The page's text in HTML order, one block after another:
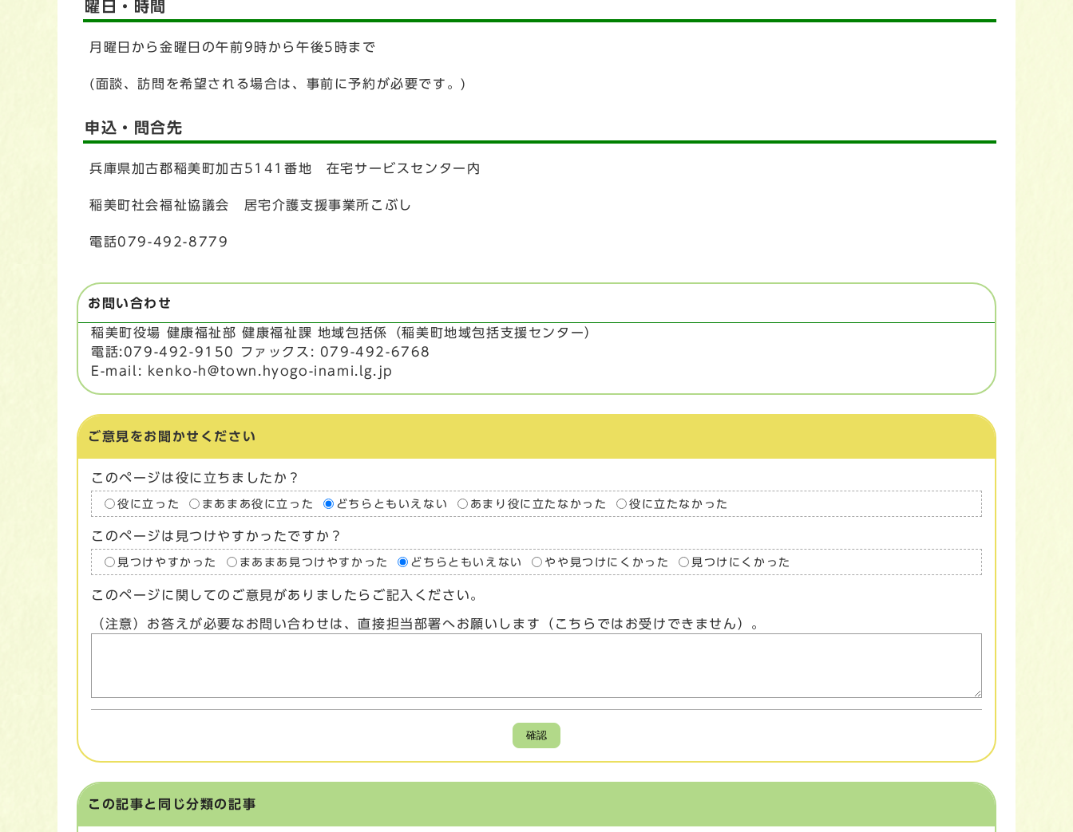
曜日・時間
月曜日から金曜日の午前9時から午後5時まで
(面談、訪問を希望される場合は、事前に予約が必要です。)
申込・問合先
兵庫県加古郡稲美町加古5141番地 在宅サービスセンター内
稲美町社会福祉協議会 居宅介護支援事業所こぶし
電話079-492-8779
お問い合わせ
稲美町役場 健康福祉部 健康福祉課 地域包括係（稲美町地域包括支援センター）
電話:079-492-9150 ファックス: 079-492-6768
E-mail: kenko-h@town.hyogo-inami.lg.jp
ご意見をお聞かせください
このページは役に立ちましたか？
役に立った まあまあ役に立った どちらともいえない あまり役に立たなかった 役に立たなかった
このページは見つけやすかったですか？
見つけやすかった まあまあ見つけやすかった どちらともいえない やや見つけにくかった 見つけにくかった
このページに関してのご意見がありましたらご記入ください。
（注意）お答えが必要なお問い合わせは、直接担当部署へお願いします（こちらではお受けできません）。
確認
この記事と同じ分類の記事